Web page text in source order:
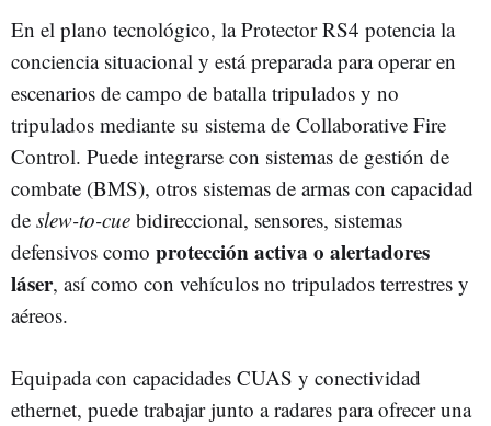
En el plano tecnológico, la Protector RS4 potencia la
conciencia situacional y está preparada para operar en
escenarios de campo de batalla tripulados y no
tripulados mediante su sistema de Collaborative Fire
Control. Puede integrarse con sistemas de gestión de
combate (BMS), otros sistemas de armas con capacidad
de slew-to-cue bidireccional, sensores, sistemas
defensivos como protección activa o alertadores
láser, así como con vehículos no tripulados terrestres y
aéreos.
Equipada con capacidades CUAS y conectividad
ethernet, puede trabajar junto a radares para ofrecer una